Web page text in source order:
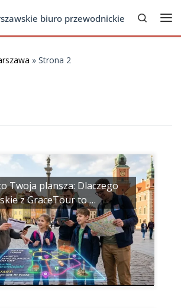
biuro przewodnickie
Search
» Strona 2
Twoja plansza: Dlaczego
z GraceTour to …